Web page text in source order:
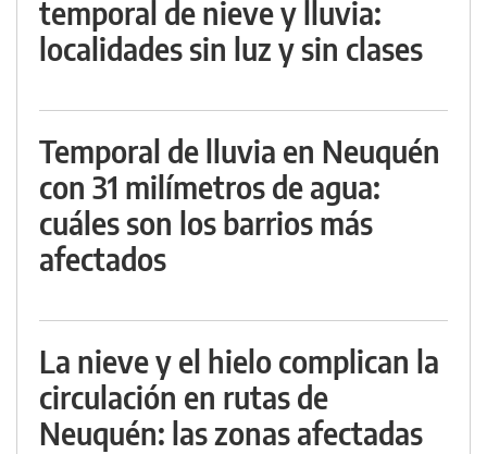
temporal de nieve y lluvia:
localidades sin luz y sin clases
Temporal de lluvia en Neuquén
con 31 milímetros de agua:
cuáles son los barrios más
afectados
La nieve y el hielo complican la
circulación en rutas de
Neuquén: las zonas afectadas